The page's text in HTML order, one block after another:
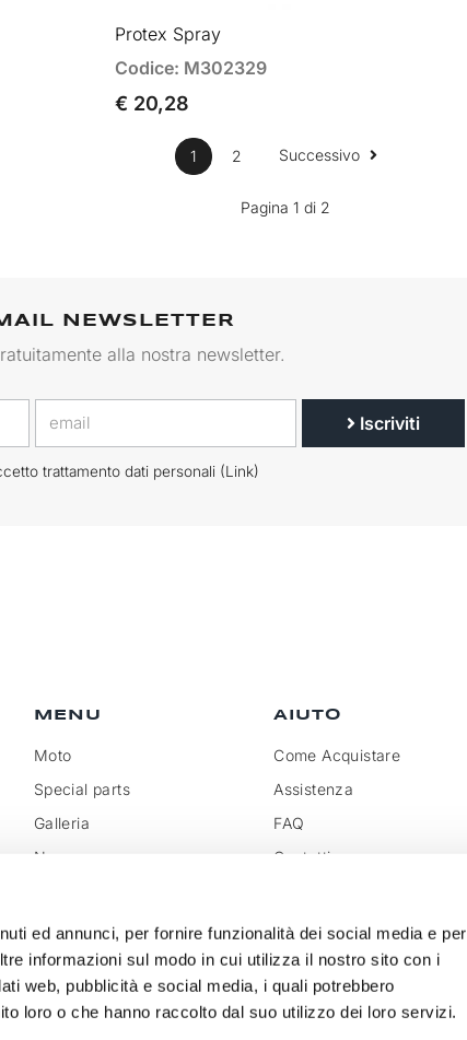
ed annunci, per fornire funzionalità dei social media e per
informazioni sul modo in cui utilizza il nostro sito con i
web, pubblicità e social media, i quali potrebbero
loro o che hanno raccolto dal suo utilizzo dei loro servizi.
Protex Spray
Codice: M302329
€ 20,28
1 2 Successivo
Pagina 1 di 2
NEWSLETTER
alla nostra newsletter.
Iscriviti
trattamento dati personali (Link)
MENU
Moto
Special parts
Galleria
News
Social Wall
AIUTO
Come Acquistare
Assistenza
FAQ
Contatti